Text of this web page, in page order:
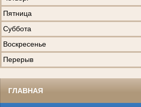
Пятница
Суббота
Воскресенье
Перерыв
ГЛАВНАЯ